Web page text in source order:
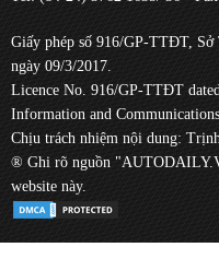
Giấy phép số 916/GP-TTĐT,
ngày 09/3/2017.
Licence No. 916/GP-TTĐT
Information and
Chịu trách nhiệm nội dung:
® Ghi rõ nguồn
website này.